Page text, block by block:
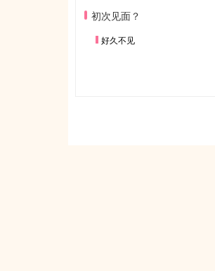
初次见面？
好久不见